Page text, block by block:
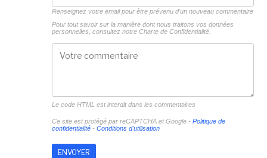
Renseignez votre email pour être prévenu d'un nouveau commentaire
Pour tout savoir sur la manière dont nous traitons vos données
personnelles, consultez notre Charte de Confidentialité.
Le code HTML est interdit dans les commentaires
Ce site est protégé par reCAPTCHA et Google - Politique de
confidentialité- Conditions d'utilisation